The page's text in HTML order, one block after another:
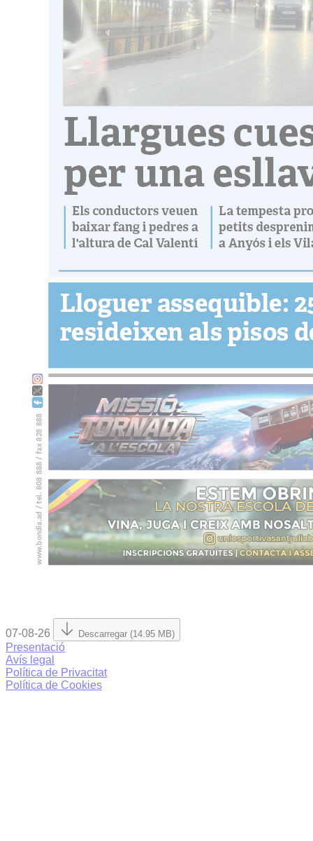
07-08-26 Descarregar (14.95 MB)
Presentació
Avís legal
Política de Privacitat
Política de Cookies